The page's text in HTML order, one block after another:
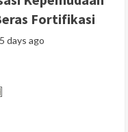
Fortifikasi
days ago